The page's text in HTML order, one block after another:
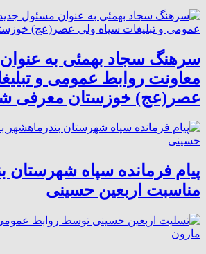
سرهنگ سجاد بهمئی به
معاونت روابط عمومی و
عصر(عج) خوزستان معرفی
پیام فرمانده سپاه شهرستان
مناسبت اربعین حسینی